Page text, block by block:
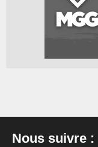
Nous suivre :